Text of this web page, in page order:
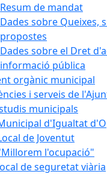
Resum de mandat
Dades sobre Queixes,
propostes
Dades sobre el Dret
informació pública
orgànic municipal
i serveis de
municipals
d'Igualtat
de Joventut
l'ocupació"
de seguretat viària